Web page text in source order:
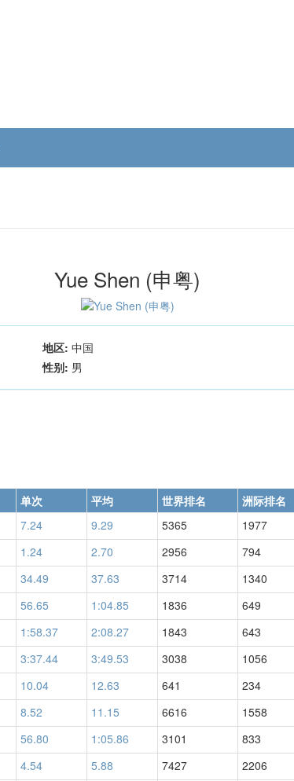
Yue Shen (申粤)
地区: 中国
性别: 男
单次 平均 世界排名 洲际排名
7.24 9.29 5365 1977
1.24 2.70 2956 794
34.49 37.63 3714 1340
56.65 1:04.85 1836 649
1:58.37 2:08.27 1843 643
3:37.44 3:49.53 3038 1056
10.04 12.63 641 234
8.52 11.15 6616 1558
56.80 1:05.86 3101 833
4.54 5.88 7427 2206